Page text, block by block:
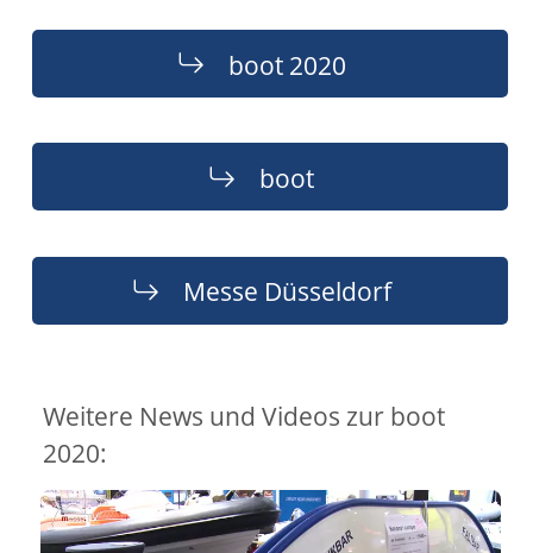
boot 2020
boot
Messe Düsseldorf
Weitere News und Videos zur boot
2020: